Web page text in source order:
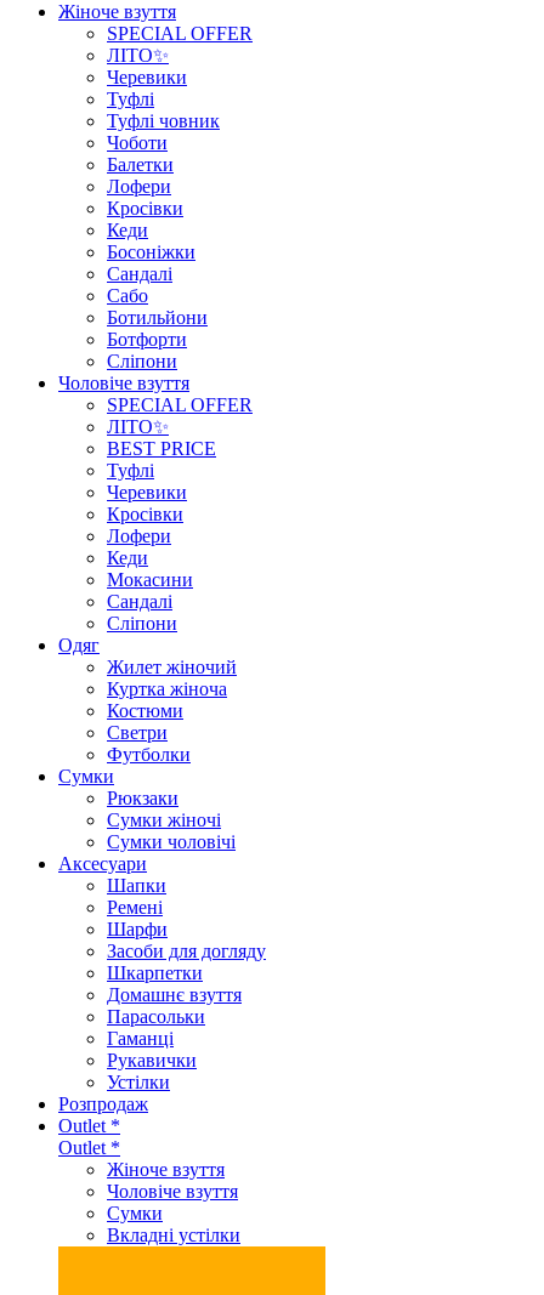
Жіноче взуття
SPECIAL OFFER
ЛІТО✨
Черевики
Туфлі
Туфлі човник
Чоботи
Балетки
Лофери
Кросівки
Кеди
Босоніжки
Сандалі
Сабо
Ботильйони
Ботфорти
Сліпони
Чоловіче взуття
SPECIAL OFFER
ЛІТО✨
BEST PRICE
Туфлі
Черевики
Кросівки
Лофери
Кеди
Мокасини
Сандалі
Сліпони
Одяг
Жилет жіночий
Куртка жіноча
Костюми
Светри
Футболки
Сумки
Рюкзаки
Сумки жіночі
Сумки чоловічі
Аксеcуари
Шапки
Ремені
Шарфи
Засоби для догляду
Шкарпетки
Домашнє взуття
Парасольки
Гаманці
Рукавички
Устілки
Розпродаж
Outlet *
Outlet *
Жіноче взуття
Чоловіче взуття
Сумки
Вкладні устілки